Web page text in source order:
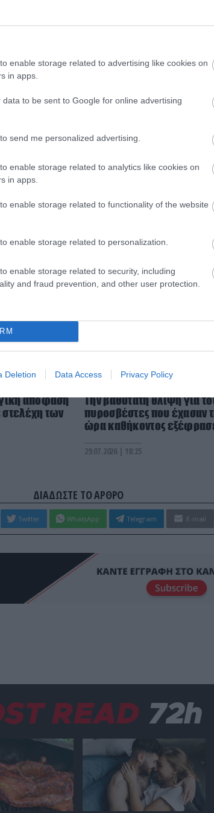
enable storage related to advertising like cookies on
in apps.
to be sent to Google for online advertising
send me personalized advertising.
enable storage related to analytics like cookies on
in apps.
enable storage related to functionality of the website
enable storage related to personalization.
enable storage related to security, including
and fraud prevention, and other user protection.
Deletion Data Access Privacy Policy
απόφαση
στελέχη των
PRONEWS.GR /ΥΠ.ΕΘ.Α
Την βαθύτατη θλίψη για
πυροσβέστες που έχασαν
ώρα καθήκοντος
29.07.2026 | 18:25
ΔΙΑΔΩΣΤΕ ΤΟ ΑΡΘΡΟ
Twitter WhatsApp Telegram E-mail
READ 72h